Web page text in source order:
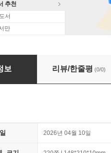
추천
서
만
- 4. 도시와 음식
보 리뷰/한줄평 (0/0)
2026년 04월 10일